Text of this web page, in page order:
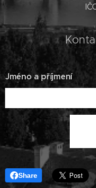
Jméno a příjmení
Share